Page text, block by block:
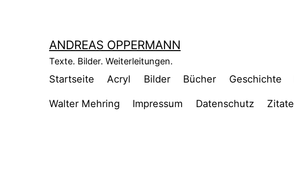
ANDREAS OPPERMANN
Texte. Bilder. Weiterleitungen.
Startseite Acryl Bilder Bücher Geschichte
Walter Mehring Impressum Datenschutz Zitate